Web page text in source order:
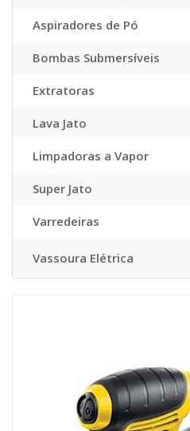
Aspiradores de Pó
Bombas Submersíveis
Extratoras
Lava Jato
Limpadoras a Vapor
Super Jato
Varredeiras
Vassoura Elétrica